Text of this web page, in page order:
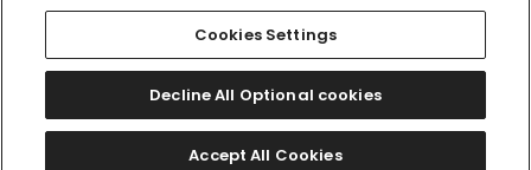
Amazon PayはAmazon.com, Inc.またはその関連会社の商標です。
2026 CITIZEN WATCH CO., LTD.
Cookies Settings
Decline All Optional cookies
Accept All Cookies